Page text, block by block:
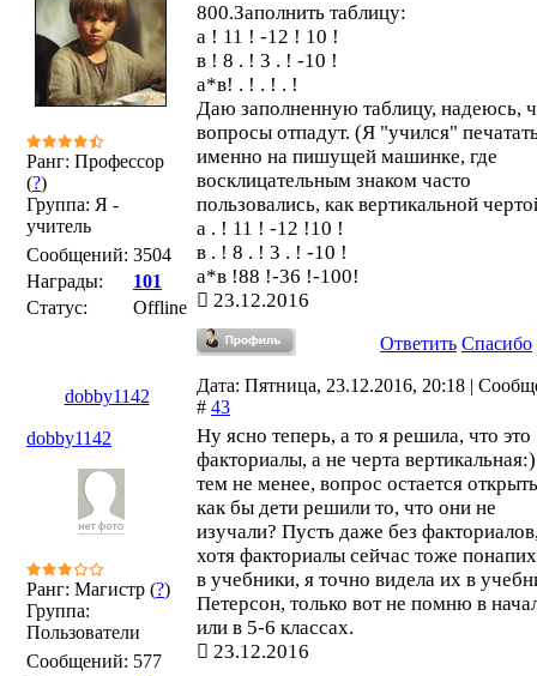
Ранг: Профессор
(?)
Группа: Я -
учитель
Сообщений: 3504
Награды:
101
Статус:
Offline
800.Заполнить таблицу:
а ! 11 ! -12 ! 10 !
в ! 8 . ! 3 . ! -10 !
а*в! . ! . ! . !
Даю заполненную таблицу, надеюсь,
вопросы отпадут. (Я "учился"
именно на пишущей машинке, где
восклицательным знаком часто
пользовались, как вертикальной
а . ! 11 ! -12 !10 !
в . ! 8 . ! 3 . ! -10 !
а*в !88 !-36 !-100!
23.12.2016
Ответить Спасибо
dobby1142
Дата: Пятница, 23.12.2016, 20:18 |
# 43
dobby1142
Ранг: Магистр (?)
Группа:
Пользователи
Сообщений: 577
Ну ясно теперь, а то я решила, что это
факториалы, а не черта
тем не менее, вопрос остается
как бы дети решили то, что они не
изучали? Пусть даже без
хотя факториалы сейчас тоже
в учебники, я точно видела их в
Петерсон, только вот не помню в
или в 5-6 классах.
23.12.2016